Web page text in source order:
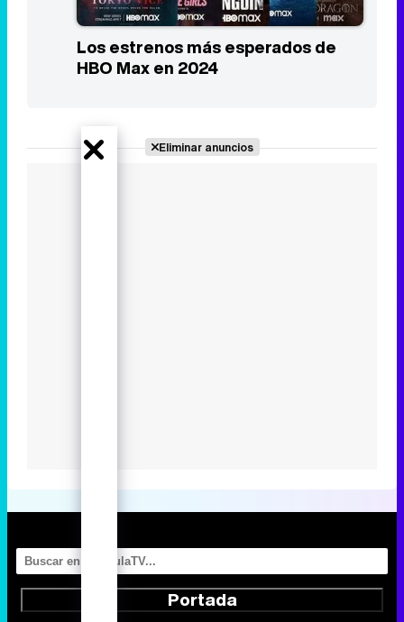
Los estrenos más esperados de
HBO Max en 2024
Eliminar anuncios
Portada